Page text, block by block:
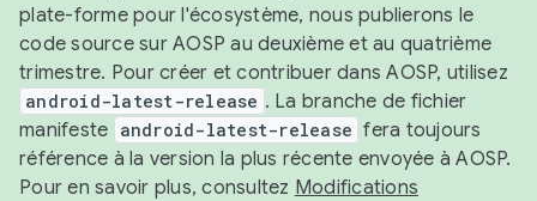
plate-forme pour l'écosystème, nous publierons le
code source sur AOSP au deuxième et au quatrième
trimestre. Pour créer et contribuer dans AOSP, utilisez
android-latest-release . La branche de fichier
manifeste android-latest-release fera toujours
référence à la version la plus récente envoyée à AOSP.
Pour en savoir plus, consultez Modifications